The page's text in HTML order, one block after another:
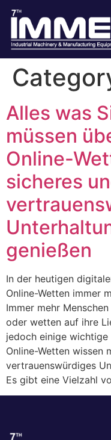
Alles was
müssen
Online-
sicheres
genießen
In der heutigen
Online-Wetten immer
Immer mehr
oder wetten auf ihre
jedoch einige
Online-Wetten wissen
vertrauenswürdiges
Es gibt eine Vielzahl